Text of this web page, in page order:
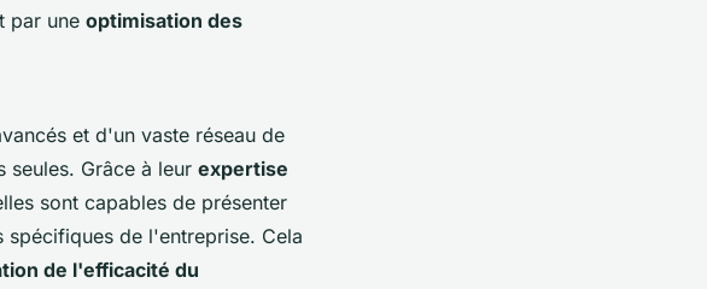
par une optimisation des
et d'un vaste réseau de
seules. Grâce à leur expertise
sont capables de présenter
spécifiques de l'entreprise. Cela
de l'efficacité du